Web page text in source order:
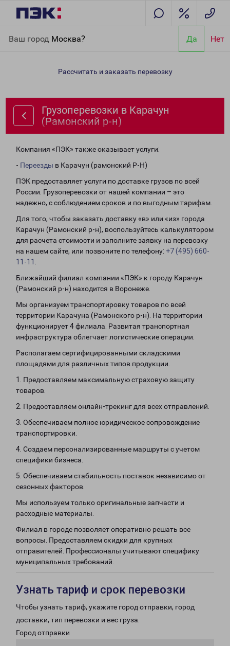
Ваш город Москва? Да Нет
р-н)
Рассчитать и заказать перевозку
Грузоперевозки в Карачун
(Рамонский р-н)
Компания «ПЭК» также оказывает услуги:
- Переезды в Карачун (рамонский Р-Н)
ПЭК предоставляет услуги по доставке грузов по всей
России. Грузоперевозки от нашей компании – это
надежно, с соблюдением сроков и по выгодным тарифам.
Для того, чтобы заказать доставку «в» или «из» города
Карачун (Рамонский р-н), воспользуйтесь калькулятором
для расчета стоимости и заполните заявку на перевозку
на нашем сайте, или позвоните по телефону: +7 (495) 660-
11-11
Ближайший филиал компании «ПЭК» к городу Карачун
(Рамонский р-н) находится в Воронеже.
Мы организуем транспортировку товаров по всей
территории Карачуна (Рамонского р-н). На территории
функционирует 4 филиала. Развитая транспортная
инфраструктура облегчает логистические операции.
Располагаем сертифицированными складскими
площадями для различных типов продукции.
1. Предоставляем максимальную страховую защиту
товаров.
2. Предоставляем онлайн-трекинг для всех отправлений.
3. Обеспечиваем полное юридическое сопровождение
транспортировки.
4. Создаем персонализированные маршруты с учетом
специфики бизнеса.
5. Обеспечиваем стабильность поставок независимо от
сезонных факторов.
Мы используем только оригинальные запчасти и
расходные материалы.
Филиал в городе позволяет оперативно решать все
вопросы. Предоставляем скидки для крупных
отправителей. Профессионалы учитывают специфику
муниципальных требований.
Узнать тариф и срок перевозки
Чтобы узнать тариф, укажите город отправки, город
доставки, тип перевозки и вес груза.
Город отправки